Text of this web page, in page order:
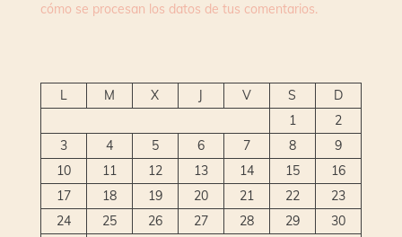
cómo se procesan los datos de tus comentarios.
L M X J V S
D
1
2
3
4 5 6 7 8
9
10
11 12 13 14 15
16
17
18 19 20 21 22
23
24
25 26 27 28 29
30